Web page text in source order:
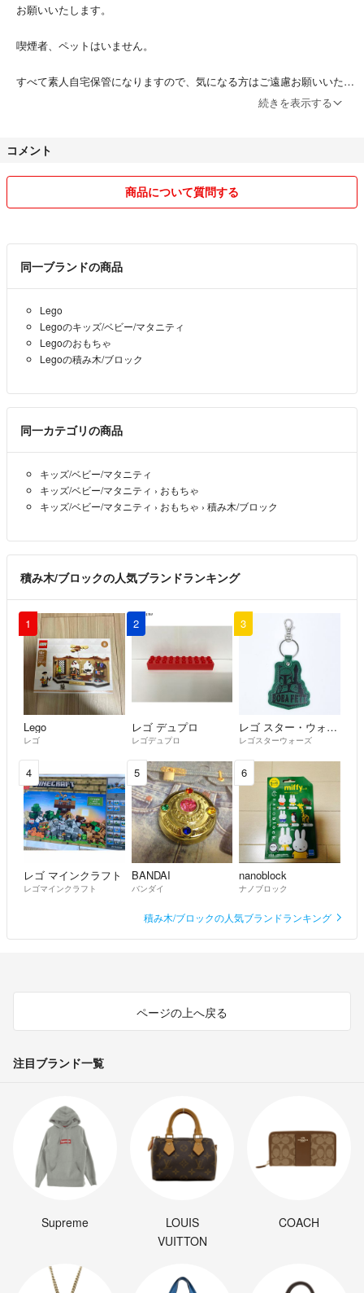
お願いいたします。
喫煙者、ペットはいません。
すべて素人自宅保管になりますので、気になる方はご遠慮お願いいたし
いましたら、お気軽にコメントよりご連絡ください。
よろしくお願いしますm(_ _)m
続きを表示する
コメント
商品について質問する
同一ブランドの商品
Lego
Legoのキッズ/ベビー/マタニティ
Legoのおもちゃ
Legoの積み木/ブロック
同一カテゴリの商品
キッズ/ベビー/マタニティ
キッズ/ベビー/マタニティ › おもちゃ
キッズ/ベビー/マタニティ › おもちゃ › 積み木/ブロック
積み木/ブロックの人気ブランドランキング
1
Lego
レゴ
2
レゴ デュプロ
レゴデュプロ
3
レゴ スター・ウォーズ
レゴスターウォーズ
4
レゴ マインクラフト
レゴマインクラフト
5
BANDAI
バンダイ
6
nanoblock
ナノブロック
積み木/ブロックの人気ブランドランキング
ページの上へ戻る
注目ブランド一覧
Supreme
LOUIS
VUITTON
COACH